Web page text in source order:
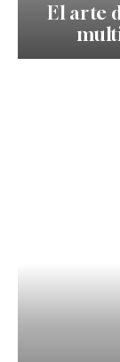
El arte